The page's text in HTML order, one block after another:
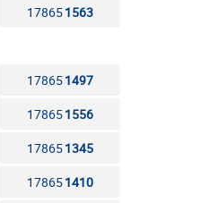
178651563
178651497
178651556
178651345
178651410